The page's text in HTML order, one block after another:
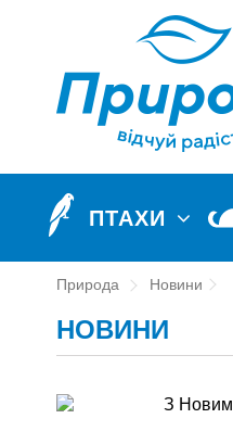
ПТАХИ
Природа Новини
НОВИНИ